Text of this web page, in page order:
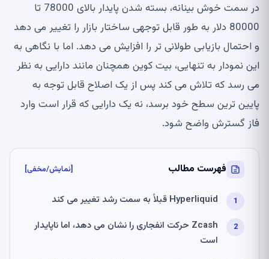
در سمت خوش بینانه، بسته شدن پایدار بالای 78000 تا
80000 دلار به طور قابل توجهی ساختار بازار را تغییر می دهد
و احتمال بازیابی طولانی تر را افزایش می دهد. اما با نگاهی به
این نمودار به تنهایی، بیت کوین همچنان مانند دارایی به نظر
می رسد که تلاش می کند پس از یک اصلاح قابل توجه به
پایین ترین سطح خود برسد، نه یک دارایی که قرار است وارد
فاز گسترش واضح شود.
فهرست مطالب [نمایش/مخفی]
Hyperliquid قبلاً به سمت رشد تغییر می کند
Zcash حرکت انفجاری را نشان می دهد، اما ناپایدار
است